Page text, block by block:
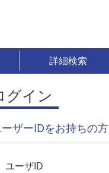
詳細検索
グイン
ザーIDをお持ちの方
ユーザID